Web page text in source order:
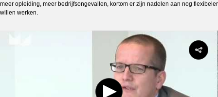
meer opleiding, meer bedrijfsongevallen, kortom er zijn nadelen aan nog flexibeler
willen werken.